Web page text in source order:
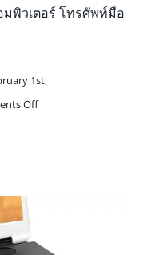
พิวเตอร์ โทรศัพท์มือ
1st,
Offon
ต่างๆ